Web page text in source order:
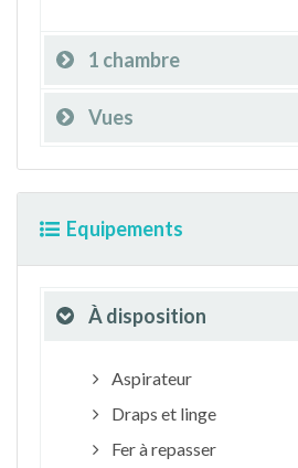
1 chambre
Vues
Equipements
À disposition
Aspirateur
Draps et linge
Fer à repasser